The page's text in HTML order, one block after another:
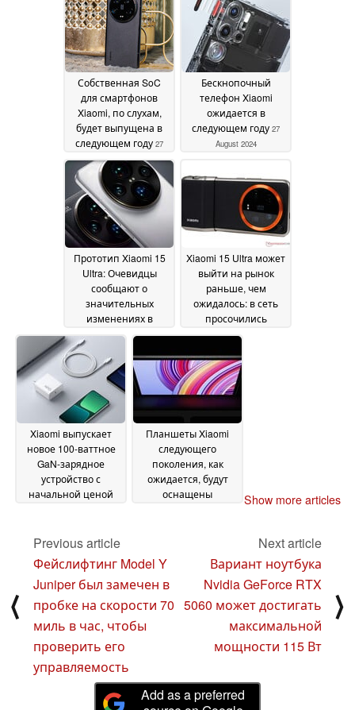
Собственная SoC
для смартфонов
Xiaomi, по слухам,
будет выпущена в
следующем году 27
August 2024
Бескнопочный
телефон Xiaomi
ожидается в
следующем году 27
August 2024
Прототип Xiaomi 15
Ultra: Очевидцы
сообщают о
значительных
изменениях в
камере Leica,
потенциальном
сенсоре размером
более 1 дюйма
26
August 2024
Xiaomi 15 Ultra может
выйти на рынок
раньше, чем
ожидалось: в сеть
просочились
подробности о 200
2024
Xiaomi выпускает
новое 100-ваттное
GaN-зарядное
устройство с
начальной ценой
Планшеты Xiaomi
следующего
поколения, как
ожидается, будут
оснащены
C
26 August 2024
Show more articles
⟨
Previous article
Фейслифтинг Model Y
Juniper был замечен в
пробке на скорости 70
миль в час, чтобы
проверить его
управляемость
Next article
Вариант ноутбука
Nvidia GeForce RTX
5060 может достигать
максимальной
мощности 115 Вт
⟩
Add as a preferred